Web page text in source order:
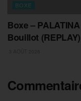
BOXE
Boxe –
Bouillot (REPLAY)